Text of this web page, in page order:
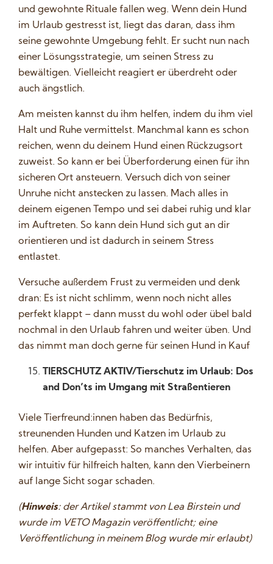
und gewohnte Rituale fallen weg. Wenn dein Hund
im Urlaub gestresst ist, liegt das daran, dass ihm
seine gewohnte Umgebung fehlt. Er sucht nun nach
einer Lösungsstrategie, um seinen Stress zu
bewältigen. Vielleicht reagiert er überdreht oder
auch ängstlich.
Am meisten kannst du ihm helfen, indem du ihm viel
Halt und Ruhe vermittelst. Manchmal kann es schon
reichen, wenn du deinem Hund einen Rückzugsort
zuweist. So kann er bei Überforderung einen für ihn
sicheren Ort ansteuern. Versuch dich von seiner
Unruhe nicht anstecken zu lassen. Mach alles in
deinem eigenen Tempo und sei dabei ruhig und klar
im Auftreten. So kann dein Hund sich gut an dir
orientieren und ist dadurch in seinem Stress
entlastet.
Versuche außerdem Frust zu vermeiden und denk
dran: Es ist nicht schlimm, wenn noch nicht alles
perfekt klappt – dann musst du wohl oder übel bald
nochmal in den Urlaub fahren und weiter üben. Und
das nimmt man doch gerne für seinen Hund in Kauf
TIERSCHUTZ AKTIV/Tierschutz im Urlaub: Dos
and Don’ts im Umgang mit Straßentieren
Viele Tierfreund:innen haben das Bedürfnis,
streunenden Hunden und Katzen im Urlaub zu
helfen. Aber aufgepasst: So manches Verhalten, das
wir intuitiv für hilfreich halten, kann den Vierbeinern
auf lange Sicht sogar schaden.
(Hinweis: der Artikel stammt von Lea Birstein und
wurde im VETO Magazin veröffentlicht; eine
Veröffentlichung in meinem Blog wurde mir erlaubt)